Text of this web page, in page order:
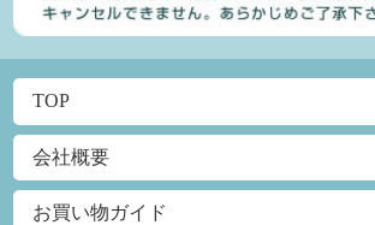
TOP
会社概要
お買い物ガイド